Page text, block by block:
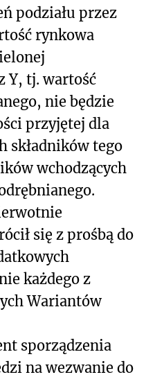
podziału przez
rynkowa
Y, tj. wartość
nie będzie
przyjętej dla
składników tego
wchodzących
się z prośbą do
każdego z
Wariantów
sporządzenia
na wezwanie do